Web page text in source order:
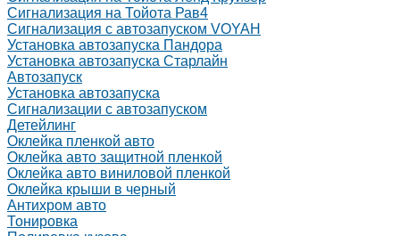
Сигнализация на Тойота Рав4
Сигнализация с автозапуском VOYAH
Установка автозапуска Пандора
Установка автозапуска Старлайн
Автозапуск
Установка автозапуска
Сигнализации с автозапуском
Детейлинг
Оклейка пленкой авто
Оклейка авто защитной пленкой
Оклейка авто виниловой пленкой
Оклейка крыши в черный
Антихром авто
Тонировка